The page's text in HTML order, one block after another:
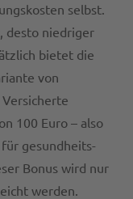
selbst.
desto niedriger
bietet die
von
100 Euro – also
für gesundheits-
Bonus wird nur
werden.